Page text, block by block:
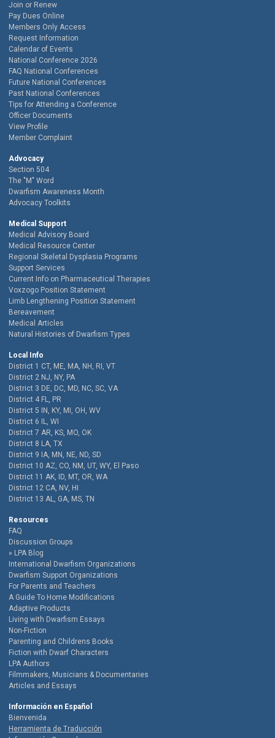
Join or Renew
Pay Dues Online
Members Only Access
Request Information
Calendar of Events
National Conference 2026
FAQ National Conferences
Future National Conferences
Past National Conferences
Tips for Attending a Conference
Officer Documents
View Profile
Member Complaint
Advocacy
Section 504
The "M" Word
Dwarfism Awareness Month
Advocacy Toolkits
Medical Support
Medical Advisory Board
Medical Resource Center
Regional Skeletal Dysplasia Programs
Support Services
Current Info on Pharmaceutical Therapies
Voxzogo Position Statement
Limb Lengthening Position Statement
Bereavement
Medical Articles
Natural Histories of Dwarfism Types
Local Info
District 1 CT, ME, MA, NH, RI, VT
District 2 NJ, NY, PA
District 3 DE, DC, MD, NC, SC, VA
District 4 FL, PR
District 5 IN, KY, MI, OH, WV
District 6 IL, WI
District 7 AR, KS, MO, OK
District 8 LA, TX
District 9 IA, MN, NE, ND, SD
District 10 AZ, CO, NM, UT, WY, El Paso
District 11 AK, ID, MT, OR, WA
District 12 CA, NV, HI
District 13 AL, GA, MS, TN
Resources
FAQ
Discussion Groups
LPA Blog
International Dwarfism Organizations
Dwarfism Support Organizations
For Parents and Teachers
A Guide To Home Modifications
Adaptive Products
Living with Dwarfism Essays
Non-Fiction
Parenting and Childrens Books
Fiction with Dwarf Characters
LPA Authors
Filmmakers, Musicians & Documentaries
Articles and Essays
Información en Español
Bienvenida
Herramienta de Traducción